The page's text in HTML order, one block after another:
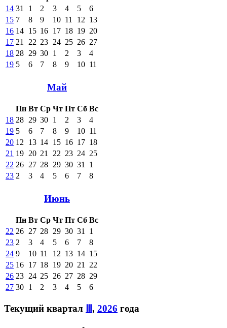
14 31 1 2 3 4 5
6
15 7 8 9 10 11 12 13
16 14 15 16 17 18 19 20
17 21 22 23 24 25 26 27
18 28 29 30 1 2 3
4
19 5 6 7 8 9 10 11
Май
Пн Вт Ср Чт Пт Сб Вс
18 28 29 30 1 2 3
4
19 5 6 7 8 9 10 11
20 12 13 14 15 16 17 18
21 19 20 21 22 23 24 25
22 26 27 28 29 30 31
1
23 2 3 4 5 6 7 8
Июнь
Пн Вт Ср Чт Пт Сб Вс
22 26 27 28 29 30 31
1
23 2 3 4 5 6 7
8
24 9 10 11 12 13 14 15
25 16 17 18 19 20 21
22
26 23 24 25 26 27 28 29
27 30 1 2 3 4 5 6
Текущий квартал , 2026 года